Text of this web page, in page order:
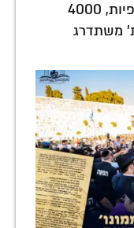
המהפיכה בעיצומה: חצי מיליון צפיות, 4000
משתדרג